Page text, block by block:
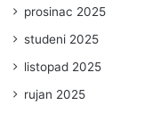
prosinac 2025
studeni 2025
listopad 2025
rujan 2025